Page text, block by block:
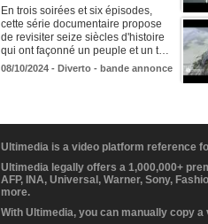
En trois soirées et six épisodes,
cette série documentaire propose
de revisiter seize siècles d'histoire
qui ont façonné un peuple et un t…
08/10/2024 - Diverto - bande annonce
Ultimedia is a video platform reference
Ultimedia legally offers a 1,000,000+
AFP, INA, Universal, Warner, Sony,
more.
With Ultimedia, you can manually copy